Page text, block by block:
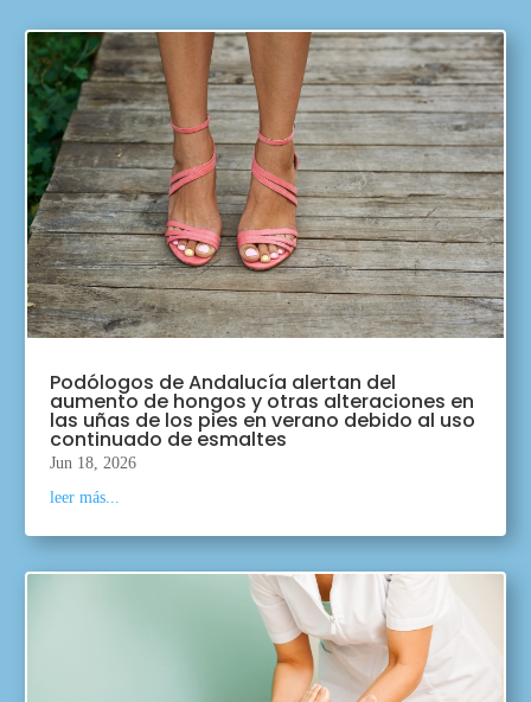
Podólogos de Andalucía alertan del
aumento de hongos y otras alteraciones en
las uñas de los pies en verano debido al uso
continuado de esmaltes
Jun 18, 2026
leer más...